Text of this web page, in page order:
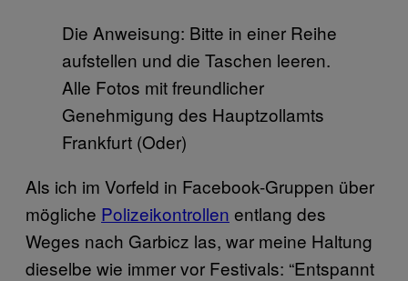
Die Anweisung: Bitte in einer Reihe
aufstellen und die Taschen leeren.
Alle Fotos mit freundlicher
Genehmigung des Hauptzollamts
Frankfurt (Oder)
Als ich im Vorfeld in Facebook-Gruppen über
mögliche Polizeikontrollen entlang des
Weges nach Garbicz las, war meine Haltung
dieselbe wie immer vor Festivals: “Entspannt